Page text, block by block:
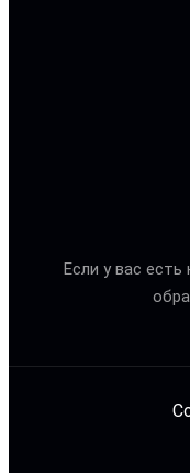
Если у вас